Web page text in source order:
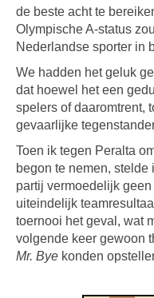
de beste acht te
Olympische A-status
Nederlandse sporter in
We hadden het geluk
dat hoewel het een
spelers of daaromtrent,
gevaarlijke
Toen ik tegen Peralta
begon te nemen,
partij vermoedelijk
uiteindelijk
toernooi het geval, wat
volgende keer gewoon
Mr. Bye konden